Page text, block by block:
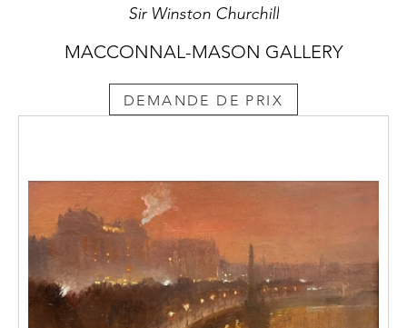
Sir Winston Churchill
MACCONNAL-MASON GALLERY
DEMANDE DE PRIX